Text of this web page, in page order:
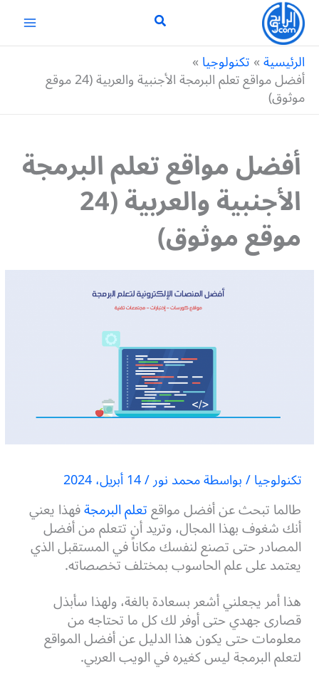
تخطي
المحتوى
الرئيسية تكنولوجيا
أفضل مواقع تعلم البرمجة الأجنبية والعربية (24 موقع
موثوق)
أفضل مواقع تعلم البرمجة
الأجنبية والعربية (24
موقع موثوق)
تكنولوجيا/ بواسطةمحمد نور/14 أبريل، 2024
طالما تبحث عن أفضل مواقعتعلم البرمجةفهذا يعني
أنك شغوف بهذا المجال، وتريد أن تتعلم من أفضل
المصادر حتى تصنع لنفسك مكاناً في المستقبل الذي
يعتمد على علم الحاسوب بمختلف تخصصاته.
هذا أمر يجعلني أشعر بسعادة بالغة، ولهذا سأبذل
قصارى جهدي حتى أوفر لك كل ما تحتاجه من
معلومات حتى يكون هذا الدليل عن أفضل المواقع
لتعلم البرمجة ليس كغيره في الويب العربي.